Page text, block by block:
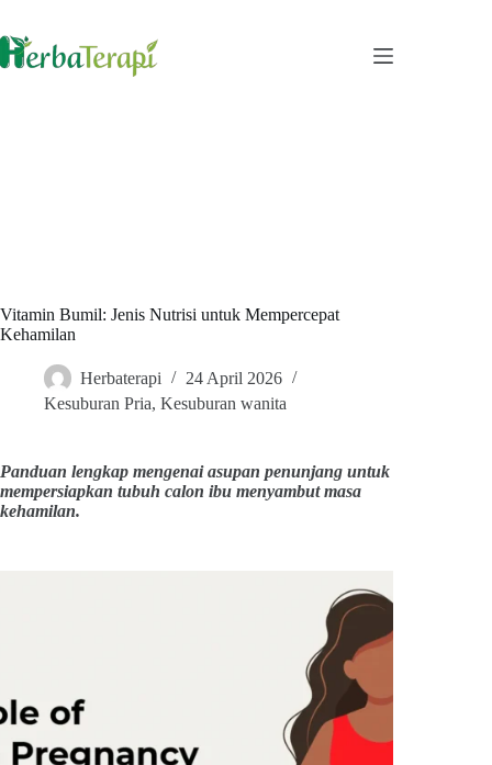
content
Vitamin Bumil: Jenis Nutrisi untuk Mempercepat
Kehamilan
Herbaterapi
24 April 2026
Kesuburan Pria, Kesuburan wanita
Panduan lengkap mengenai asupan penunjang untuk
mempersiapkan tubuh calon ibu menyambut masa
kehamilan.